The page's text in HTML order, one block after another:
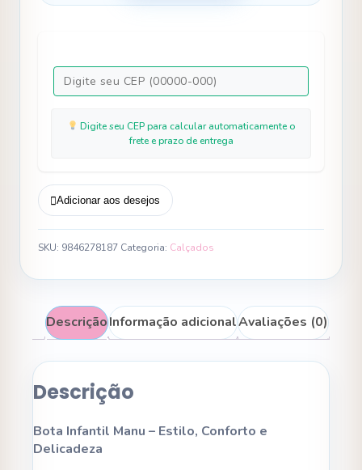
Modelo
Digite seu CEP para calcular automaticamente o
frete e prazo de entrega
Adicionar aos desejos
SKU: 9846278187 Categoria: Calçados
DescriçãoInformação adicionalAvaliações (0)
Descrição
Bota Infantil Manu – Estilo, Conforto e
Delicadeza